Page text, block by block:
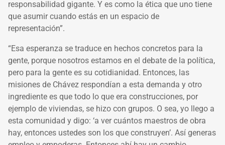
responsabilidad gigante. Y es como la ética que uno tiene
que asumir cuando estás en un espacio de
representación”.
“Esa esperanza se traduce en hechos concretos para la
gente, porque nosotros estamos en el debate de la política,
pero para la gente es su cotidianidad. Entonces, las
misiones de Chávez respondían a esta demanda y otro
ingrediente es que todo lo que era construcciones, por
ejemplo de viviendas, se hizo con grupos. O sea, yo llego a
esta comunidad y digo: ‘a ver cuántos maestros de obra
hay, entonces ustedes son los que construyen’. Así generas